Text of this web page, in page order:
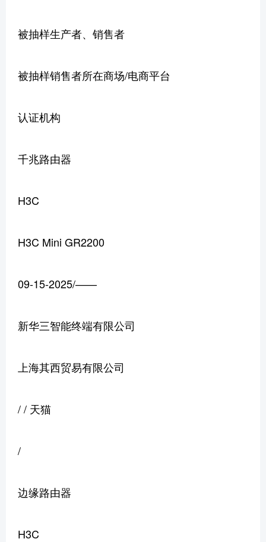
被抽样生产者、销售者
被抽样销售者所在商场/电商平台
认证机构
千兆路由器
H3C
H3C Mini GR2200
09-15-2025/——
新华三智能终端有限公司
上海其西贸易有限公司
/ / 天猫
/
边缘路由器
H3C